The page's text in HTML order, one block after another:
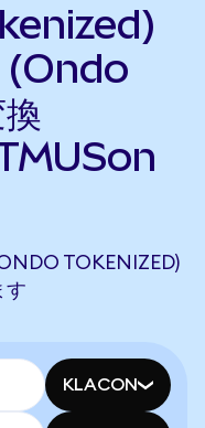
(Ondo
TOKENIZED)
す
KLACON